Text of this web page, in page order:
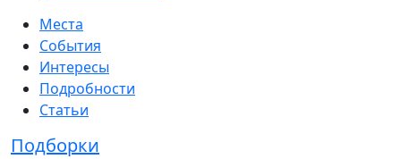
Места
События
Интересы
Подробности
Статьи
Подборки